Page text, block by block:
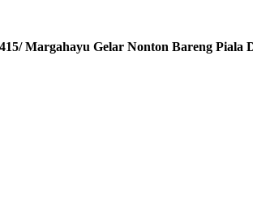
Margahayu Gelar Nonton Bareng Piala